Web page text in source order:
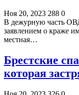
Ноя 20, 2023 288 0
В дежурную часть
заявлением о краже
местная…
Брестские
которая